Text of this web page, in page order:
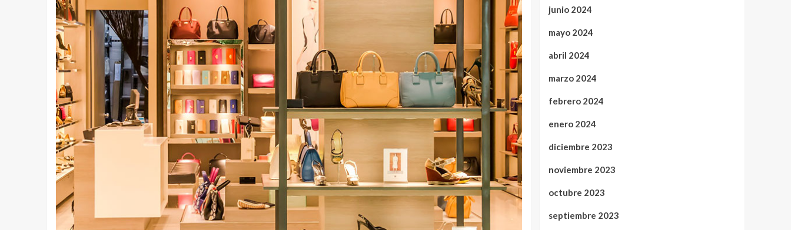
junio 2024
mayo 2024
abril 2024
marzo 2024
febrero 2024
enero 2024
diciembre 2023
noviembre 2023
octubre 2023
septiembre 2023